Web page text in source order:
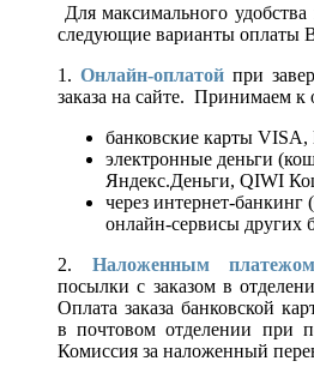
Для максимального
следующие варианты оплаты
1. Онлайн-оплатой при
заказа на сайте. Принимаем к
банковские карты VISA,
электронные деньги
Яндекс.Деньги, QIWI
через интернет-
онлайн-сервисы других
2. Наложенным платежом
посылки с заказом в
Оплата заказа банковской
в почтовом отделении при
Комиссия за наложенный